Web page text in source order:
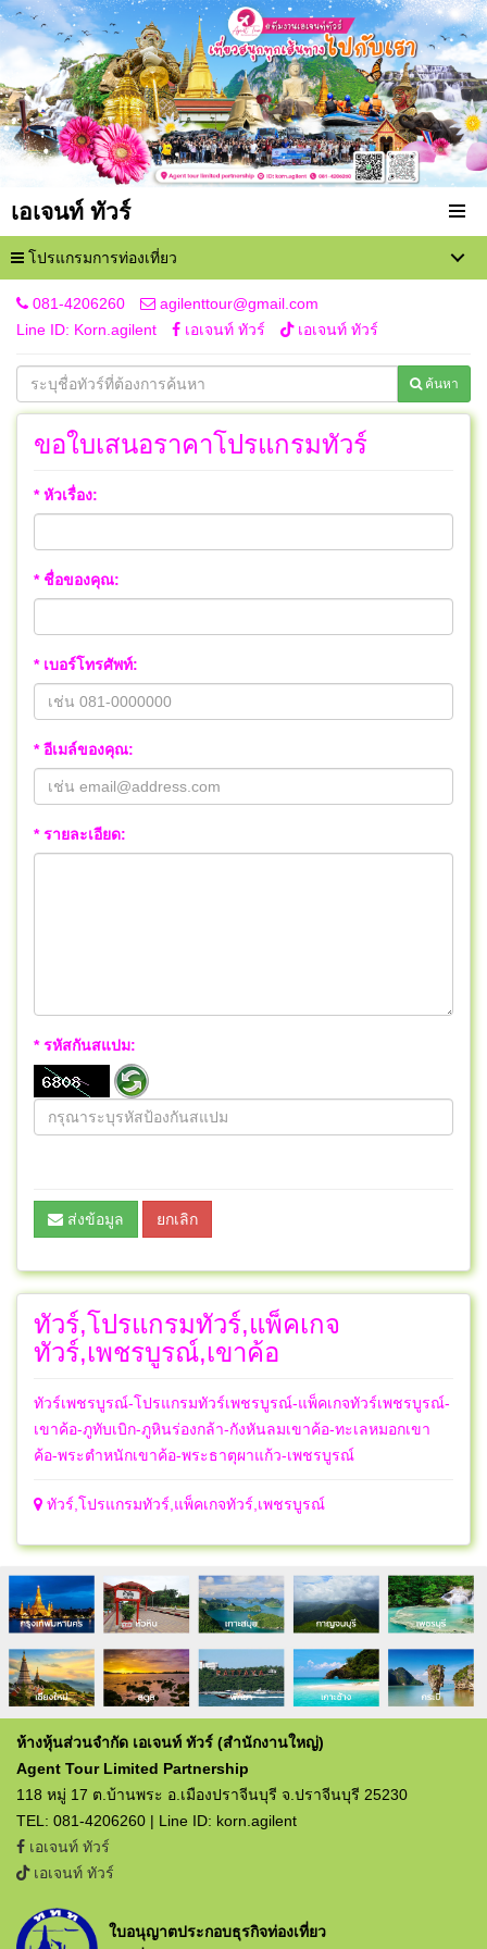
เอเจนท์ ทัวร์
โปรแกรมการท่องเที่ยว
081-4206260
agilenttour@gmail.com
Line ID: Korn.agilent
เอเจนท์ ทัวร์ เอเจนท์ ทัวร์
ค้นหา
ขอใบเสนอราคาโปรแกรมทัวร์
* หัวเรื่อง:
* ชื่อของคุณ:
* เบอร์โทรศัพท์:
* อีเมล์ของคุณ:
* รายละเอียด:
* รหัสกันสแปม:
ส่งข้อมูล ยกเลิก
ทัวร์,โปรแกรมทัวร์,แพ็คเกจ
ทัวร์,เพชรบูรณ์,เขาค้อ
ทัวร์เพชรบูรณ์-โปรแกรมทัวร์เพชรบูรณ์-แพ็คเกจทัวร์เพชรบูรณ์-
เขาค้อ-ภูทับเบิก-ภูหินร่องกล้า-กังหันลมเขาค้อ-ทะเลหมอกเขา
ค้อ-พระตำหนักเขาค้อ-พระธาตุผาแก้ว-เพชรบูรณ์
ทัวร์,โปรแกรมทัวร์,แพ็คเกจทัวร์,เพชรบูรณ์
ห้างหุ้นส่วนจำกัด เอเจนท์ ทัวร์ (สำนักงานใหญ่)
Agent Tour Limited Partnership
118 หมู่ 17 ต.บ้านพระ อ.เมืองปราจีนบุรี จ.ปราจีนบุรี 25230
TEL: 081-4206260 | Line ID: korn.agilent
เอเจนท์ ทัวร์
เอเจนท์ ทัวร์
ใบอนุญาตประกอบธุรกิจท่องเที่ยว